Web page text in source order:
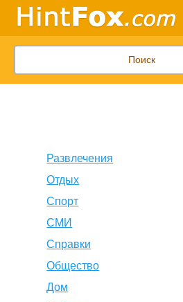
Развлечения
Отдых
Спорт
СМИ
Справки
Общество
Дом